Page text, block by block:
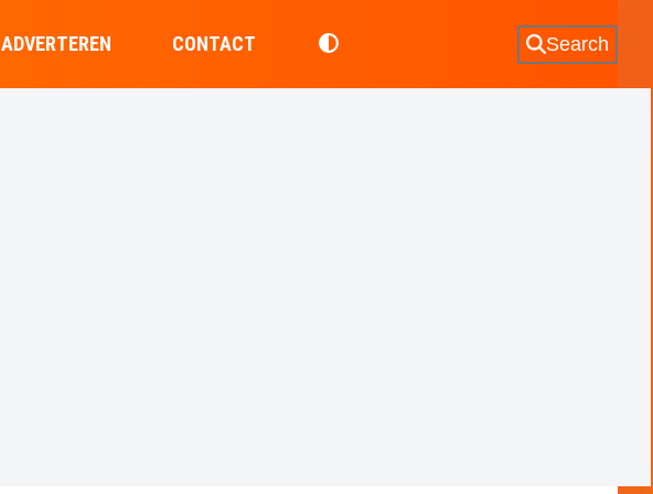
ADVERTEREN CONTACT Search